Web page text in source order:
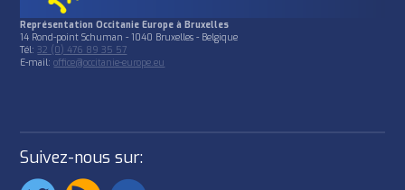
Représentation Occitanie Europe à Bruxelles
14 Rond-point Schuman - 1040 Bruxelles - Belgique
Tél:32 (0) 476 89 35 57
E-mail:office@occitanie-europe.eu
Suivez-nous sur: